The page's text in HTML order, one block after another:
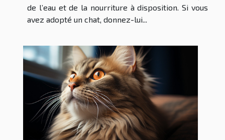
de l’eau et de la nourriture à disposition. Si vous
avez adopté un chat, donnez-lui...